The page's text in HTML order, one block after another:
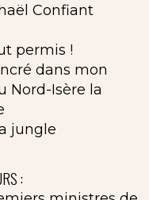
Confiant
permis !
dans mon
Nord-Isère la
jungle
: